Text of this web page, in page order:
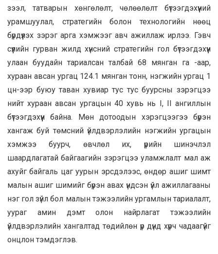
зээл, татварын хөнгөлөлт, чөлөөлөлт бүтээгдэхүүний
урамшуулал, стратегийн болон технологийн нөөц
бүрдүүлэх зэрэг арга хэмжээг авч ажиллаж ирлээ. Гэвч
сүүлийн гурван жилд хүнсний стратегийн гол бүтээгдэхүүн
улаан буудайн тариалсан талбай 68 мянган га -аар,
хураан авсан ургац 124.1 мянган тонн, нэгжийн ургац 1
цн-ээр буюу таван хувиар тус тус буурсны зэрэгцээ
нийт хураан авсан ургацын 40 хувь нь I, II ангиллын
бүтээгдэхүүн байна. Мөн дотоодын хэрэгцээгээ бүрэн
хангаж буй төмсний үйлдвэрлэлийн нэгжийн ургацын
хэмжээ буурч, өвчлөл их, үрийн шинэчлэл
шаардлагатай байгаагийн зэрэгцээ уламжлалт мал аж
ахуйг байгаль цаг уурын эрсдэлээс, өндөр ашиг шимт
малын ашиг шимийг бүрэн авах үндсэн үйл ажиллагааны
нэг гол зүйл бол малын тэжээлийн ургамлын тариалалт,
уураг амин дэмт олон найрлагат тэжээлийн
үйлдвэрлэлийн хангалтад төдийлөн үр дүнд хүрч чадаагүйг
онцлон тэмдэглэв.